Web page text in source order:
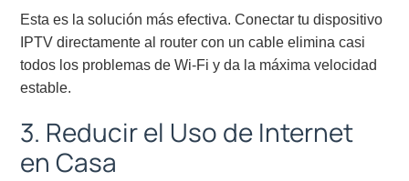
Esta es la solución más efectiva. Conectar tu dispositivo
IPTV directamente al router con un cable elimina casi
todos los problemas de Wi-Fi y da la máxima velocidad
estable.
3. Reducir el Uso de Internet
en Casa